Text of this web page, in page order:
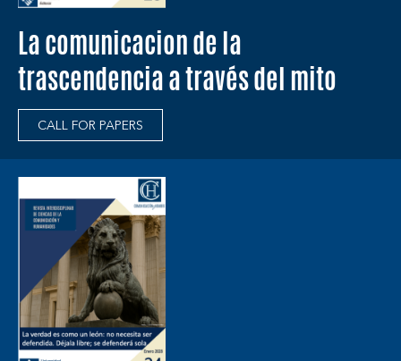
La comunicacion de la
trascendencia a través del mito
CALL FOR PAPERS